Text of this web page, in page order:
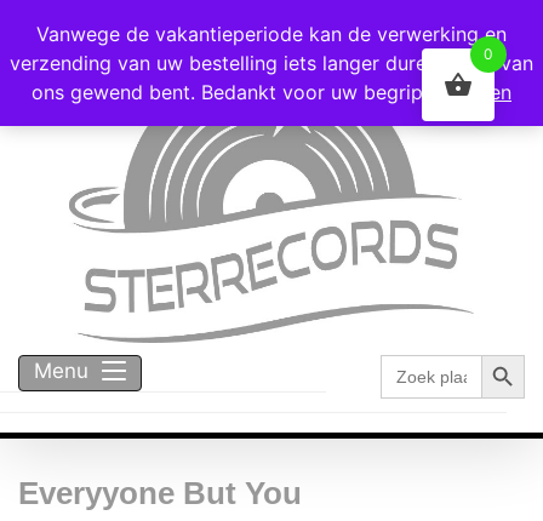
Voor 16:00 besteld = vandaag verzonden!
Menu
Zoek
naar:
Everyyone But You
Vanwege de vakantieperiode kan de verwerking en
verzending van uw bestelling iets langer duren dan u van
ons gewend bent. Bedankt voor uw begrip!
Negeren
0